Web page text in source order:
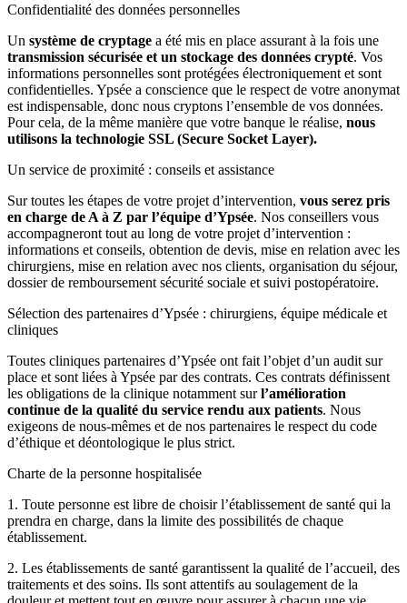
Confidentialité des données personnelles
Un système de cryptage a été mis en place assurant à la fois une
transmission sécurisée et un stockage des données crypté. Vos
informations personnelles sont protégées électroniquement et sont
confidentielles. Ypsée a conscience que le respect de votre anonymat
est indispensable, donc nous cryptons l’ensemble de vos données.
Pour cela, de la même manière que votre banque le réalise, nous
utilisons la technologie SSL (Secure Socket Layer).
Un service de proximité : conseils et assistance
Sur toutes les étapes de votre projet d’intervention, vous serez pris
en charge de A à Z par l’équipe d’Ypsée. Nos conseillers vous
accompagneront tout au long de votre projet d’intervention :
informations et conseils, obtention de devis, mise en relation avec les
chirurgiens, mise en relation avec nos clients, organisation du séjour,
dossier de remboursement sécurité sociale et suivi postopératoire.
Sélection des partenaires d’Ypsée : chirurgiens, équipe médicale et
cliniques
Toutes cliniques partenaires d’Ypsée ont fait l’objet d’un audit sur
place et sont liées à Ypsée par des contrats. Ces contrats définissent
les obligations de la clinique notamment surl’amélioration
continue de la qualité du service rendu aux patients. Nous
exigeons de nous-mêmes et de nos partenaires le respect du code
d’éthique et déontologique le plus strict.
Charte de la personne hospitalisée
1. Toute personne est libre de choisir l’établissement de santé qui la
prendra en charge, dans la limite des possibilités de chaque
établissement.
2. Les établissements de santé garantissent la qualité de l’accueil, des
traitements et des soins. Ils sont attentifs au soulagement de la